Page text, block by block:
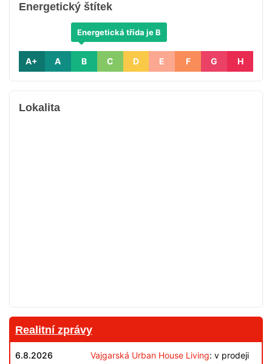
Energetický štítek
A+ A B
Energetická třída je B
C D E F G H
Lokalita
Realitní zprávy
6.8.2026 Vajgarská Urban House Living: v prodeji